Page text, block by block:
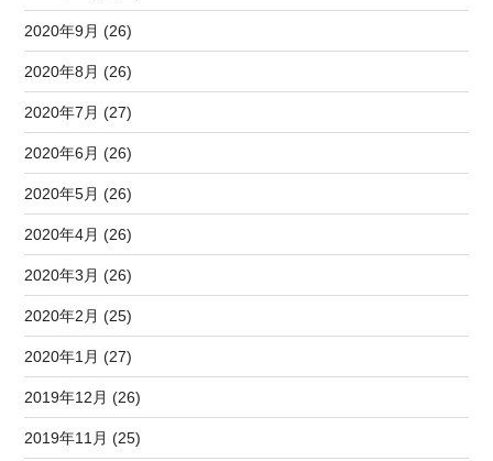
2020年9月 (26)
2020年8月 (26)
2020年7月 (27)
2020年6月 (26)
2020年5月 (26)
2020年4月 (26)
2020年3月 (26)
2020年2月 (25)
2020年1月 (27)
2019年12月 (26)
2019年11月 (25)